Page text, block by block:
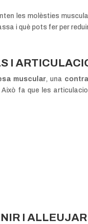
les molèsties
i què pots fer per
I
muscular, una
fa que les
I ALLEUJAR